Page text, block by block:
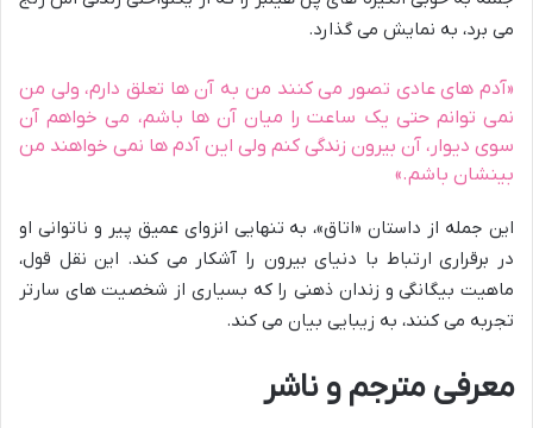
می برد، به نمایش می گذارد.
«آدم های عادی تصور می کنند من به آن ها تعلق دارم، ولی من
نمی توانم حتی یک ساعت را میان آن ها باشم، می خواهم آن
سوی دیوار، آن بیرون زندگی کنم ولی این آدم ها نمی خواهند من
بینشان باشم.»
این جمله از داستان «اتاق»، به تنهایی انزوای عمیق پیر و ناتوانی او
در برقراری ارتباط با دنیای بیرون را آشکار می کند. این نقل قول،
ماهیت بیگانگی و زندان ذهنی را که بسیاری از شخصیت های سارتر
تجربه می کنند، به زیبایی بیان می کند.
معرفی مترجم و ناشر